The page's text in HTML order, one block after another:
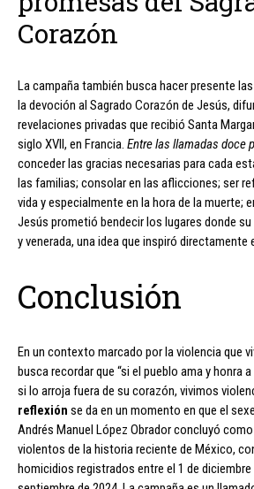
Corazón
La campaña también busca hacer presente
la devoción al Sagrado Corazón de Jesús,
revelaciones privadas que recibió Santa
siglo XVII, en Francia. Entre las llamadas doce
conceder las gracias necesarias para cada
las familias; consolar en las aflicciones; ser
vida y especialmente en la hora de la muerte;
Jesús prometió bendecir los lugares donde
y venerada, una idea que inspiró directamente
Conclusión
En un contexto marcado por la violencia que
busca recordar que “si el pueblo ama y honra
si lo arroja fuera de su corazón, vivimos
reflexión se da en un momento en que el
Andrés Manuel López Obrador concluyó
violentos de la historia reciente de México,
homicidios registrados entre el 1 de diciembre